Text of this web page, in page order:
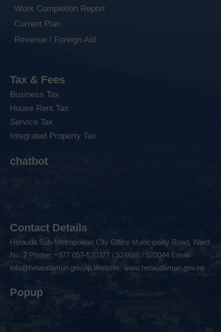
Work Completion Report
Current Plan
Revenue / Foreign Aid
Tax & Fees
Business Tax
House Rent Tax
Service Tax
Integrated Property Tax
chatbot
Contact Details
Hetauda Sub-Metropolitan City Office Municipality Road, Ward
No. 2 Phone: +977 057-520377 / 524688 / 520044 Email:
info@hetaudamun.gov.np Website: www.hetaudamun.gov.np
Popup